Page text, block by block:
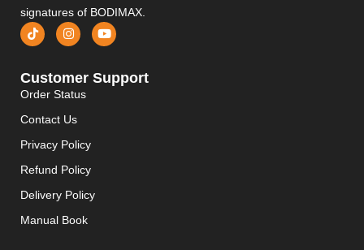
signatures of BODIMAX.
Customer Support
Order Status
Contact Us
Privacy Policy
Refund Policy
Delivery Policy
Manual Book